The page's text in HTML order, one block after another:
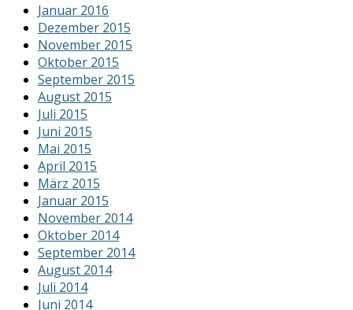
Januar 2016
Dezember 2015
November 2015
Oktober 2015
September 2015
August 2015
Juli 2015
Juni 2015
Mai 2015
April 2015
März 2015
Januar 2015
November 2014
Oktober 2014
September 2014
August 2014
Juli 2014
Juni 2014